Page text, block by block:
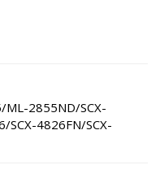
2855ND/SCX-
SCX-4826FN/SCX-